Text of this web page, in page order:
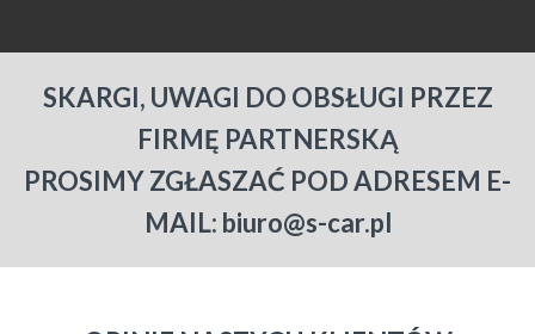
SKARGI, UWAGI DO OBSŁUGI PRZEZ
FIRMĘ PARTNERSKĄ
PROSIMY ZGŁASZAĆ POD ADRESEM E-
MAIL: biuro@s-car.pl